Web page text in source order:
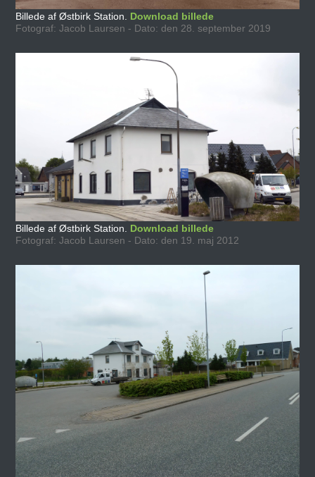
Billede af Østbirk Station. Download billede
Fotograf: Jacob Laursen - Dato: den 28. september 2019
Billede af Østbirk Station. Download billede
Fotograf: Jacob Laursen - Dato: den 19. maj 2012